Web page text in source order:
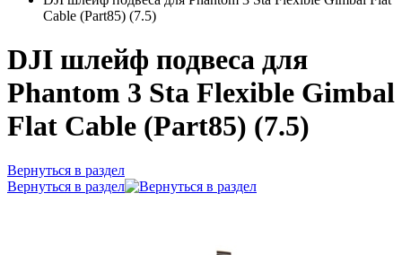
Cable (Part85) (7.5)
DJI шлейф подвеса для
Phantom 3 Sta Flexible Gimbal
Flat Cable (Part85) (7.5)
Вернуться в раздел
Вернуться в раздел